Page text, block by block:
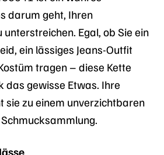
darum geht, Ihren
unterstreichen. Egal, ob Sie ein
ein lässiges Jeans-Outfit
tragen – diese Kette
das gewisse Etwas. Ihre
sie zu einem unverzichtbaren